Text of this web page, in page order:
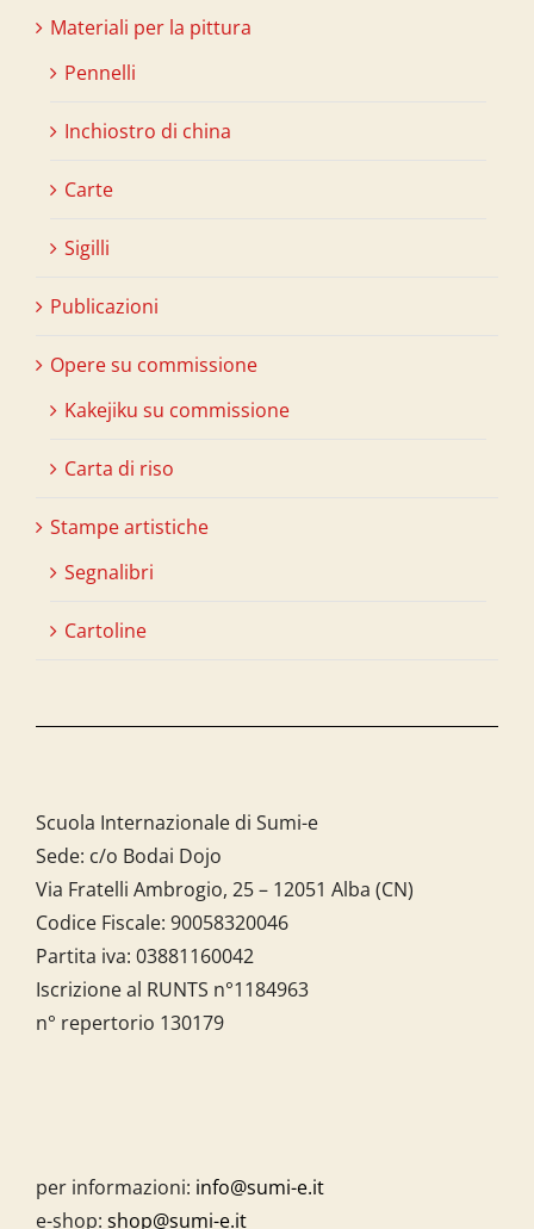
Materiali per la pittura
Pennelli
Inchiostro di china
Carte
Sigilli
Publicazioni
Opere su commissione
Kakejiku su commissione
Carta di riso
Stampe artistiche
Segnalibri
Cartoline
Scuola Internazionale di Sumi-e
Sede: c/o Bodai Dojo
Via Fratelli Ambrogio, 25 – 12051 Alba (CN)
Codice Fiscale: 90058320046
Partita iva: 03881160042
Iscrizione al RUNTS n°1184963
n° repertorio 130179
per informazioni: info@sumi-e.it
e-shop: shop@sumi-e.it